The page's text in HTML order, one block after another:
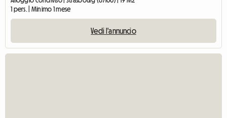
1 pers. | Minimo 1 mese
Vedi l'annuncio